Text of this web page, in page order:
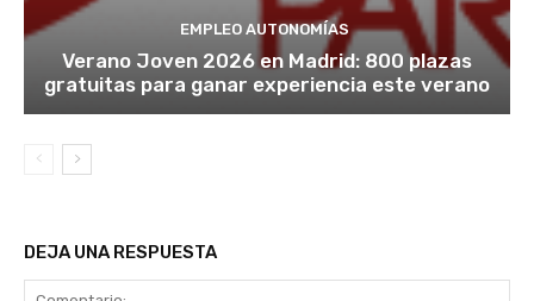
EMPLEO AUTONOMÍAS
Verano Joven 2026 en Madrid: 800 plazas
gratuitas para ganar experiencia este verano
DEJA UNA RESPUESTA